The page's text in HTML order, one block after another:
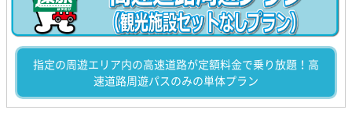
指定の周遊エリア内の高速道路が定額料金で乗り放題！高
速道路周遊パスのみの単体プラン